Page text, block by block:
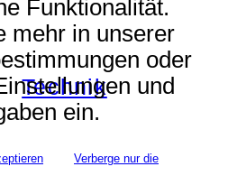
Technik
Funktionalität.
mehr in unserer
oder
und
ein.
Verberge nur die